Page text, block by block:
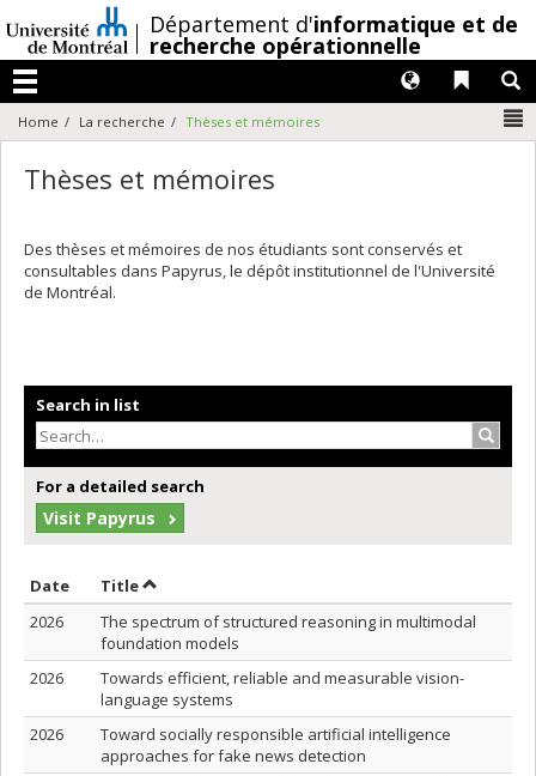
au
contenu
/Département d'informatique et de
recherche opérationnelle
Menu
Liens
Langues
Home La recherche Thèses et mémoires
Thèses et mémoires
Des thèses et mémoires de nos étudiants sont conservés et
consultables dans Papyrus, le dépôt institutionnel de l'Université
de Montréal.
Search in list
For a detailed search
Visit Papyrus
Date Sort by date in ascending order
TitleSort by title in ascending order
2026
The spectrum of structured reasoning in multimodal
foundation models
2026
Towards efficient, reliable and measurable vision-
language systems
2026
Toward socially responsible artificial intelligence
approaches for fake news detection